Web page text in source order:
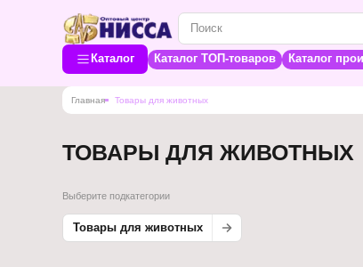
Каталог Каталог ТОП-товаров Каталог
Главная Товары для животных
ТОВАРЫ ДЛЯ ЖИВОТНЫХ
Выберите подкатегории
Товары для животных